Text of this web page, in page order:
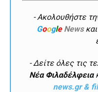
- Ακολουθήστε
Google Newsκαι
- Δείτε όλες τις
Νέα Φιλαδέλφεια
news.gr &